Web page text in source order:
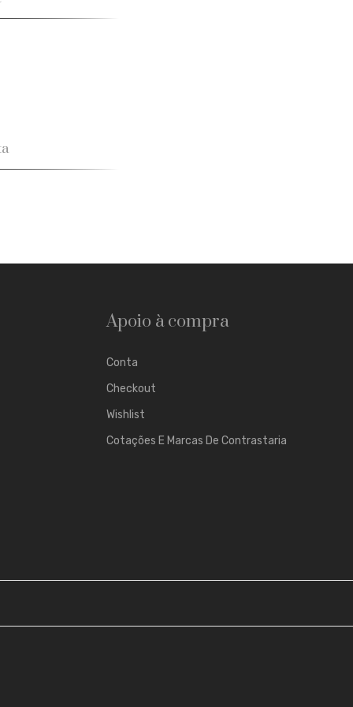
Apoio à compra
Conta
Checkout
Wishlist
Cotações E Marcas De Contrastaria